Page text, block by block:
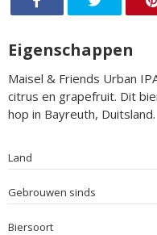
Eigenschappen
Maisel & Friends Urban
citrus en grapefruit. Dit
hop in Bayreuth, Duitsland.
Land
Gebrouwen sinds
Biersoort